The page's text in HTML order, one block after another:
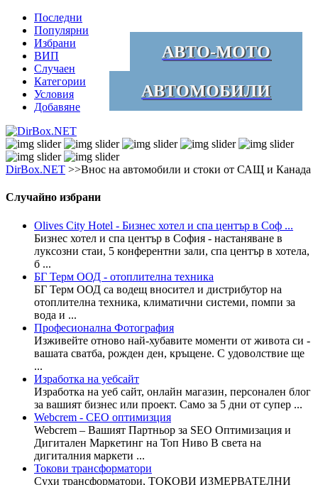
Последни
Популярни
Избрани
ВИП
Случаен
Категории
Условия
Добавяне
АВТО-МОТО
АВТОМОБИЛИ
DirBox.NET >>Внос на автомобили и стоки от САЩ и Канада
Случайно избрани
Olives City Hotel - Бизнес хотел и спа център в Соф ...
Бизнес хотел и спа център в София - настаняване в
луксозни стаи, 5 конферентни зали, спа център в хотела,
б ...
БГ Терм ООД - отоплителна техника
БГ Терм ООД са водещ вносител и дистрибутор на
отоплителна техника, климатични системи, помпи за
вода и ...
Професионална Фотография
Изживейте отново най-хубавите моменти от живота си -
вашата сватба, рожден ден, кръщене. С удоволствие ще
...
Изработка на уебсайт
Изработка на уеб сайт, онлайн магазин, персонален блог
за вашият бизнес или проект. Само за 5 дни от супер ...
Webcrem - СЕО оптимизция
Webcrem – Вашият Партньор за SEO Оптимизация и
Дигитален Маркетинг на Топ Ниво В света на
дигиталния маркети ...
Токови трансформатори
Cухи трансформатори, ТОКОВИ ИЗМЕРВАТЕЛНИ